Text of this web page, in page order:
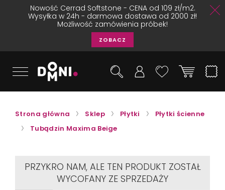
Nowość Cerrad Softstone - CENA od 109 zł/m2.
Wysyłka w 24h - darmowa dostawa od 2000 zł!
Możliwość zamówienia próbek!
ZOBACZ
Strona główna Sklep Płytki
Płytki ścienne
Tubądzin Maxima Beige
PRZYKRO NAM, ALE TEN PRODUKT ZOSTAŁ
WYCOFANY ZE SPRZEDAŻY